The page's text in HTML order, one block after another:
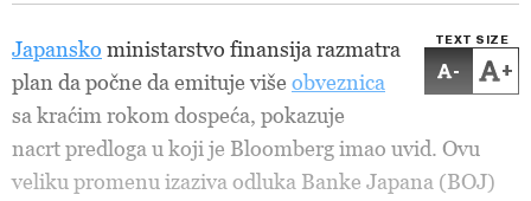
TEXT SIZE
- +
Japansko ministarstvo finansija razmatra
plan da počne da emituje više obveznica
sa kraćim rokom dospeća, pokazuje
nacrt predloga u koji je Bloomberg imao uvid. Ovu
veliku promenu izaziva odluka Banke Japana (BOJ)